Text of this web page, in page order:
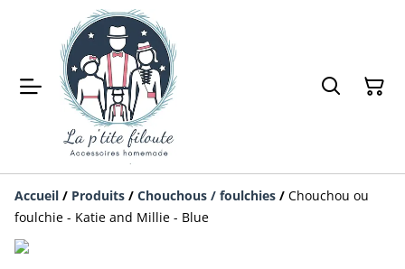
Accueil / Produits / Chouchous / foulchies / Chouchou ou
foulchie - Katie and Millie - Blue